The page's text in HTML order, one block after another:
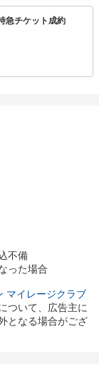
。
任せください！
急チケット成約
不備
った場合
マイレージクラブ
ついて、広告主に
となる場合がござ